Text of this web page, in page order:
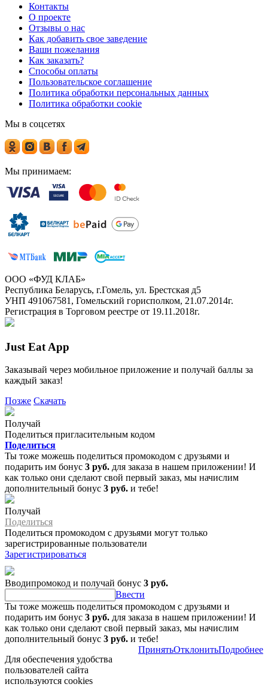
Контакты
О проекте
Отзывы о нас
Как добавить свое заведение
Ваши пожелания
Как заказать?
Способы оплаты
Пользовательское соглашение
Политика обработки персональных данных
Политика обработки cookie
Мы в соцсетях
Мы принимаем:
ООО «ФУД КЛАБ»
Республика Беларусь, г.Гомель, ул. Брестская д5
УНП 491067581, Гомельский горисполком, 21.07.2014г.
Регистрация в Торговом реестре от 19.11.2018г.
Just Eat App
Заказывай через мобильное приложение и получай баллы за
каждый заказ!
Позже Скачать
Получай
Поделиться пригласительным кодом
Поделиться
Ты тоже можешь поделиться промокодом с друзьями и
подарить им бонус 3 руб. для заказа в нашем приложении! И
как только они сделают свой первый заказ, мы начислим
дополнительный бонус 3 руб. и тебе!
Получай
Поделиться
Поделиться промокодом с друзьями могут только
зарегистрированные пользователи
Зарегистрироваться
Вводипромокод и получай бонус 3 руб.
Ввести
Ты тоже можешь поделиться промокодом с друзьями и
подарить им бонус 3 руб. для заказа в нашем приложении! И
как только они сделают свой первый заказ, мы начислим
дополнительный бонус 3 руб. и тебе!
Для обеспечения удобства
пользователей сайта
используются cookies
ПринятьОтклонитьПодробнее